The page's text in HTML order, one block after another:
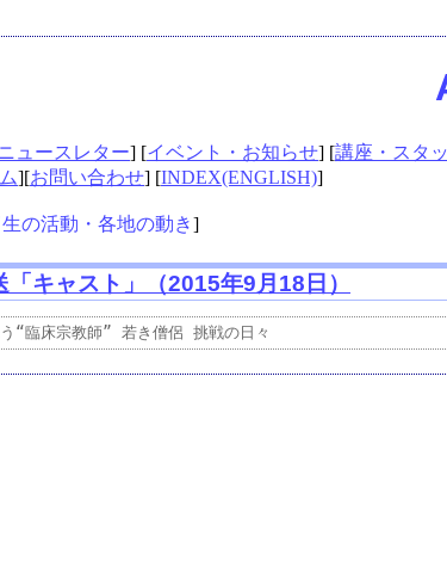
ュースレター] [イベント・お知らせ] [講座・スタ
][お問い合わせ] [INDEX(ENGLISH)]
の活動・各地の動き]
キャスト」（2015年9月18日）